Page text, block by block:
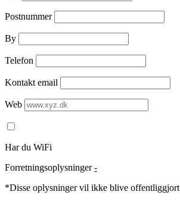
Postnummer
By
Telefon
Kontakt email
Web
Har du WiFi
Forretningsoplysninger -
*Disse oplysninger vil ikke blive offentliggjort